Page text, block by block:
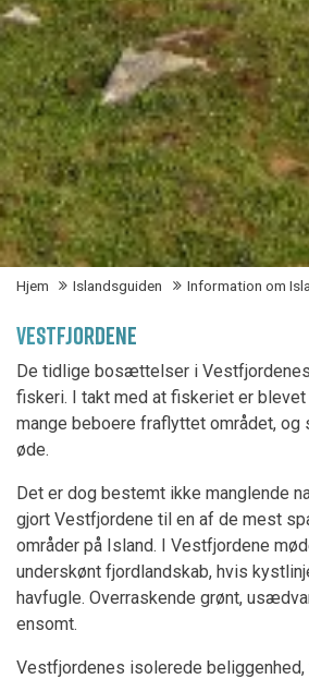
Hjem Islandsguiden Information om
VESTFJORDENE
De tidlige bosættelser i
fiskeri. I takt med at fiskeriet er blevet
mange beboere fraflyttet området, og
øde.
Det er dog bestemt ikke manglende
gjort Vestfjordene til en af de mest
områder på Island. I Vestfjordene
underskønt fjordlandskab, hvis
havfugle. Overraskende grønt,
ensomt.
Vestfjordenes isolerede